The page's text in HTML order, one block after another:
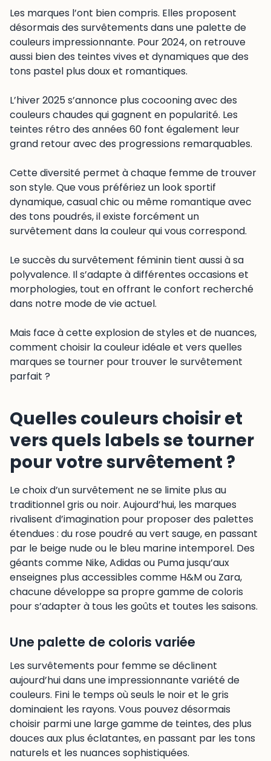
Les marques l’ont bien compris. Elles proposent
désormais des survêtements dans une palette de
couleurs impressionnante. Pour 2024, on retrouve
aussi bien des teintes vives et dynamiques que des
tons pastel plus doux et romantiques.
L’hiver 2025 s’annonce plus cocooning avec des
couleurs chaudes qui gagnent en popularité. Les
teintes rétro des années 60 font également leur
grand retour avec des progressions remarquables.
Cette diversité permet à chaque femme de trouver
son style. Que vous préfériez un look sportif
dynamique, casual chic ou même romantique avec
des tons poudrés, il existe forcément un
survêtement dans la couleur qui vous correspond.
Le succès du survêtement féminin tient aussi à sa
polyvalence. Il s’adapte à différentes occasions et
morphologies, tout en offrant le confort recherché
dans notre mode de vie actuel.
Mais face à cette explosion de styles et de nuances,
comment choisir la couleur idéale et vers quelles
marques se tourner pour trouver le survêtement
parfait ?
Quelles couleurs choisir et
vers quels labels se tourner
pour votre survêtement ?
Le choix d’un survêtement ne se limite plus au
traditionnel gris ou noir. Aujourd’hui, les marques
rivalisent d’imagination pour proposer des palettes
étendues : du rose poudré au vert sauge, en passant
par le beige nude ou le bleu marine intemporel. Des
géants comme Nike, Adidas ou Puma jusqu’aux
enseignes plus accessibles comme H&M ou Zara,
chacune développe sa propre gamme de coloris
pour s’adapter à tous les goûts et toutes les saisons.
Une palette de coloris variée
Les survêtements pour femme se déclinent
aujourd’hui dans une impressionnante variété de
couleurs. Fini le temps où seuls le noir et le gris
dominaient les rayons. Vous pouvez désormais
choisir parmi une large gamme de teintes, des plus
douces aux plus éclatantes, en passant par les tons
naturels et les nuances sophistiquées.